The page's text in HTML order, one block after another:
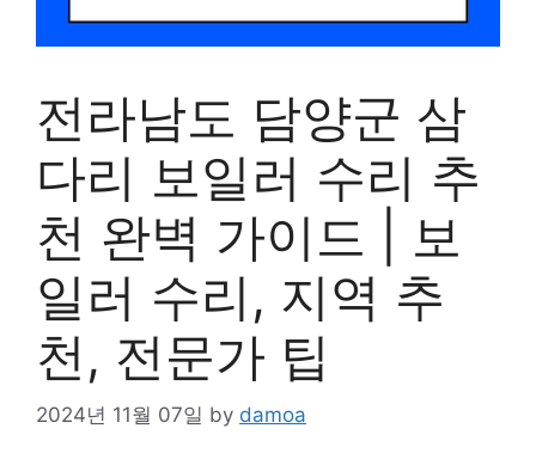
전라남도 담양군 삼
다리 보일러 수리 추
천 완벽 가이드 | 보
일러 수리, 지역 추
천, 전문가 팁
2024년 11월 07일 by damoa